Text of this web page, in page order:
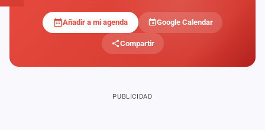
Añadir a mi agenda Google Calendar
Compartir
PUBLICIDAD